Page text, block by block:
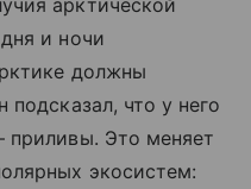
и ночи
должны
подсказал, что у него
приливы. Это меняет
экосистем: